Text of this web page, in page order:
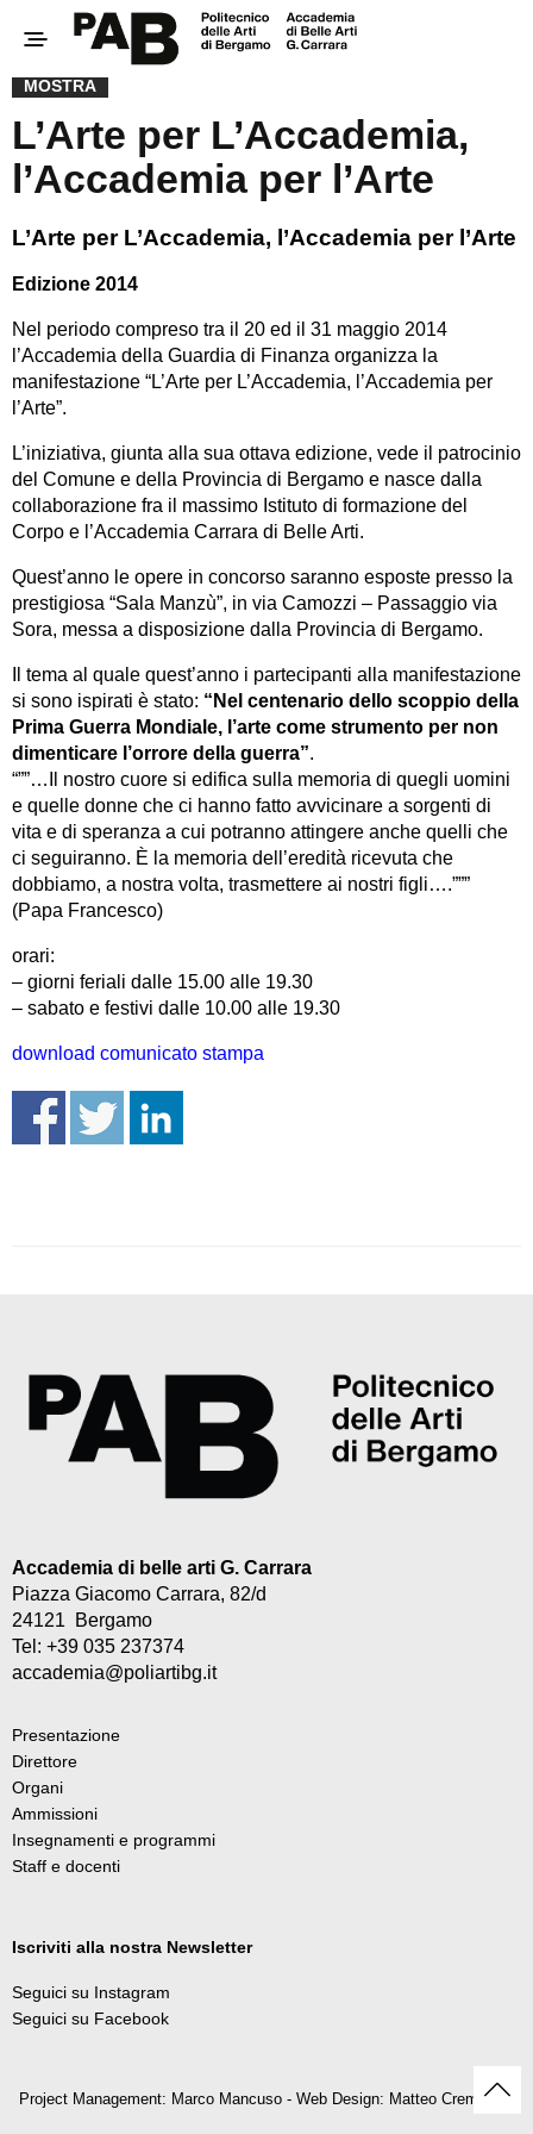
MOSTRA
L’Arte per L’Accademia,
l’Accademia per l’Arte
L’Arte per L’Accademia, l’Accademia per l’Arte
Edizione 2014
Nel periodo compreso tra il 20 ed il 31 maggio 2014
l’Accademia della Guardia di Finanza organizza la
manifestazione “L’Arte per L’Accademia, l’Accademia per
l’Arte”.
L’iniziativa, giunta alla sua ottava edizione, vede il patrocinio
del Comune e della Provincia di Bergamo e nasce dalla
collaborazione fra il massimo Istituto di formazione del
Corpo e l’Accademia Carrara di Belle Arti.
Quest’anno le opere in concorso saranno esposte presso la
prestigiosa “Sala Manzù”, in via Camozzi – Passaggio via
Sora, messa a disposizione dalla Provincia di Bergamo.
Il tema al quale quest’anno i partecipanti alla manifestazione
si sono ispirati è stato: “Nel centenario dello scoppio della
Prima Guerra Mondiale, l’arte come strumento per non
dimenticare l’orrore della guerra”.
“””…Il nostro cuore si edifica sulla memoria di quegli uomini
e quelle donne che ci hanno fatto avvicinare a sorgenti di
vita e di speranza a cui potranno attingere anche quelli che
ci seguiranno. È la memoria dell’eredità ricevuta che
dobbiamo, a nostra volta, trasmettere ai nostri figli….”””
(Papa Francesco)
orari:
– giorni feriali dalle 15.00 alle 19.30
– sabato e festivi dalle 10.00 alle 19.30
download comunicato stampa
Accademia di belle arti G. Carrara
Piazza Giacomo Carrara, 82/d
24121 Bergamo
Tel: +39 035 237374
accademia@poliartibg.it
Presentazione
Direttore
Organi
Ammissioni
Insegnamenti e programmi
Staff e docenti
Iscriviti alla nostra Newsletter
Seguici su Instagram
Seguici su Facebook
Project Management: Marco Mancuso - Web Design: Matteo Cremonesi